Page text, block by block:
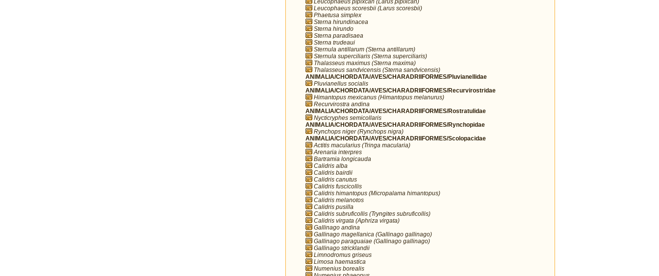
Leucophaeus pipixcan (Larus pipixcan)
Leucophaeus scoresbii (Larus scoresbii)
Phaetusa simplex
Sterna hirundinacea
Sterna hirundo
Sterna paradisaea
Sterna trudeaui
Sternula antillarum (Sterna antillarum)
Sternula superciliaris (Sterna superciliaris)
Thalasseus maximus (Sterna maxima)
Thalasseus sandvicensis (Sterna sandvicensis)
ANIMALIA/CHORDATA/AVES/CHARADRIIFORMES/Pluvianellidae
Pluvianellus socialis
ANIMALIA/CHORDATA/AVES/CHARADRIIFORMES/Recurvirostridae
Himantopus mexicanus (Himantopus melanurus)
Recurvirostra andina
ANIMALIA/CHORDATA/AVES/CHARADRIIFORMES/Rostratulidae
Nycticryphes semicollaris
ANIMALIA/CHORDATA/AVES/CHARADRIIFORMES/Rynchopidae
Rynchops niger (Rynchops nigra)
ANIMALIA/CHORDATA/AVES/CHARADRIIFORMES/Scolopacidae
Actitis macularius (Tringa macularia)
Arenaria interpres
Bartramia longicauda
Calidris alba
Calidris bairdii
Calidris canutus
Calidris fuscicollis
Calidris himantopus (Micropalama himantopus)
Calidris melanotos
Calidris pusilla
Calidris subruficollis (Tryngites subruficollis)
Calidris virgata (Aphriza virgata)
Gallinago andina
Gallinago magellanica (Gallinago gallinago)
Gallinago paraguaiae (Gallinago gallinago)
Gallinago stricklandii
Limnodromus griseus
Limosa haemastica
Numenius borealis